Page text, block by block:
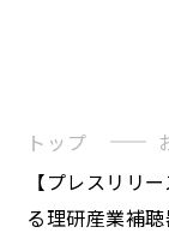
トップ
【プレスリリ
る理研産業補